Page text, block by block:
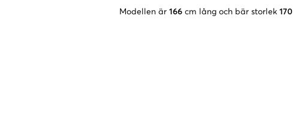
Modellen är 166 cm lång och bär storlek 170